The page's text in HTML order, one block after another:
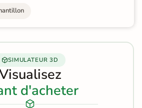
SIMULATEUR 3D
d'acheter